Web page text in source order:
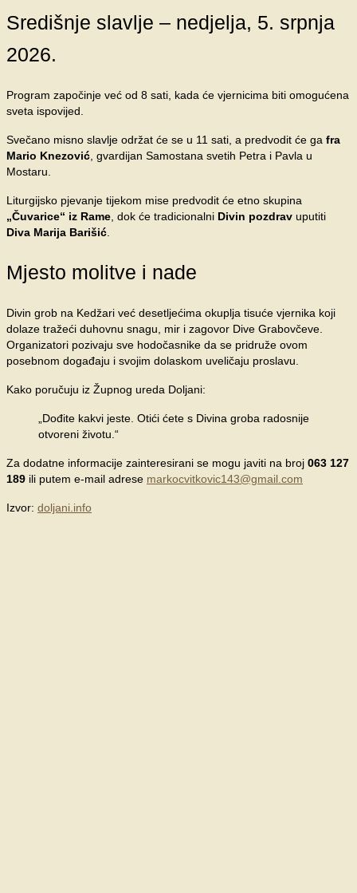
Središnje slavlje – nedjelja, 5. srpnja
2026.
Program započinje već od 8 sati, kada će vjernicima biti omogućena
sveta ispovijed.
Svečano misno slavlje održat će se u 11 sati, a predvodit će ga fra
Mario Knezović , gvardijan Samostana svetih Petra i Pavla u
Mostaru.
Liturgijsko pjevanje tijekom mise predvodit će etno skupina
„Čuvarice“ iz Rame , dok će tradicionalni Divin pozdrav uputiti
Diva Marija Barišić
Mjesto molitve i nade
Divin grob na Kedžari već desetljećima okuplja tisuće vjernika koji
dolaze tražeći duhovnu snagu, mir i zagovor Dive Grabovčeve.
Organizatori pozivaju sve hodočasnike da se pridruže ovom
posebnom događaju i svojim dolaskom uveličaju proslavu.
Kako poručuju iz Župnog ureda Doljani:
„Dođite kakvi jeste. Otići ćete s Divina groba radosnije
otvoreni životu.“
Za dodatne informacije zainteresirani se mogu javiti na broj 063 127
189 ili putem e-mail adrese markocvitkovic143@gmail.com
Izvor: doljani.info